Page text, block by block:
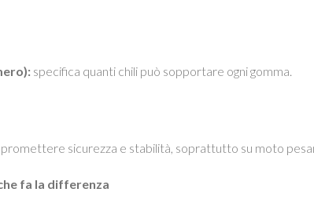
specifica quanti chili può sopportare ogni gomma.
sicurezza e stabilità, soprattutto su moto
fa la differenza